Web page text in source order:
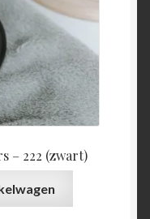
– 222 (zwart)